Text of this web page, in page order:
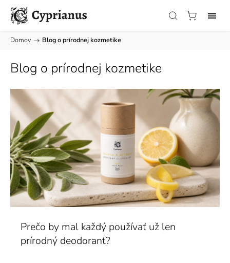
Domov / Blog o prírodnej kozmetike
Blog o prírodnej kozmetike
Prečo by mal každý používať už len
prírodný deodorant?